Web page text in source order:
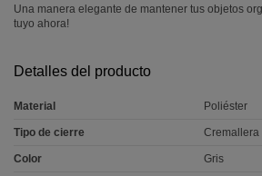
Una manera elegante de mantener tus objetos
tuyo ahora!
Detalles del producto
Material Poliéster
Tipo de cierre Cremallera
Color Gris